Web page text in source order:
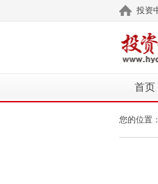
投资
首页
您的位置：